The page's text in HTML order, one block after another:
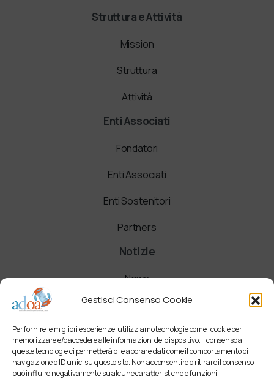
Gestisci Consenso Cookie
Per fornire le migliori esperienze, utilizziamo tecnologie come i cookie per
memorizzare e/o accedere alle informazioni del dispositivo. Il consenso a
queste tecnologie ci permetterà di elaborare dati come il comportamento di
navigazione o ID unici su questo sito. Non acconsentire o ritirare il consenso
può influire negativamente su alcune caratteristiche e funzioni.
Struttura e Attività
Mission
Struttura
Attività
Enti Associati
Fondatori
Enti Associati
Enti Sostenitori
Partners
Notizie
News
Comunicati
Newsletter